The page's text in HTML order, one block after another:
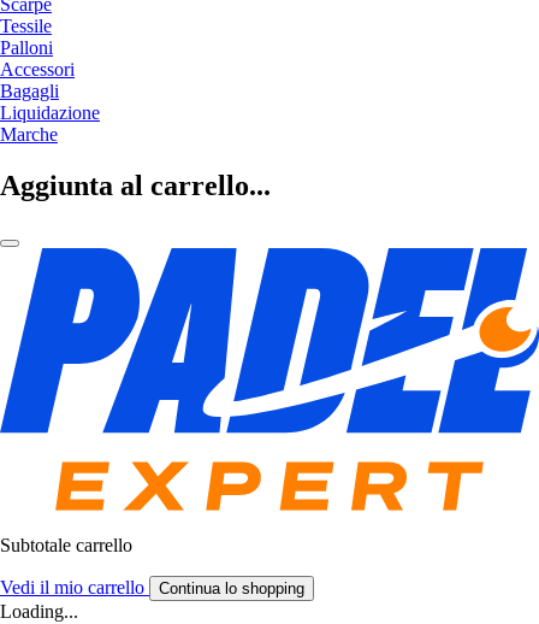
Scarpe
Tessile
Palloni
Accessori
Bagagli
Liquidazione
Marche
Aggiunta al carrello...
Subtotale carrello
Vedi il mio carrello Continua lo shopping
Loading...